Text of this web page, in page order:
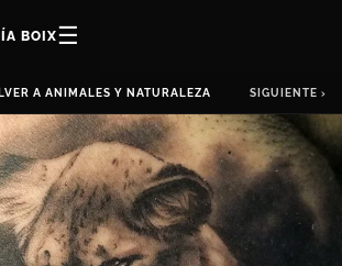
BOIX☰
A ANIMALES Y NATURALEZA SIGUIENTE ›